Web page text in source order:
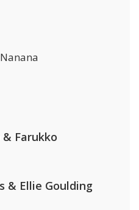
Farukko
& Ellie Goulding